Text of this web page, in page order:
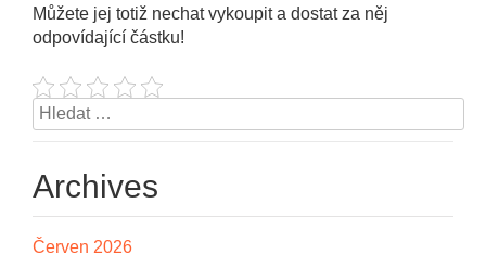
Můžete jej totiž nechat vykoupit a dostat za něj
odpovídající částku!
Vyhledávání
Archives
Červen 2026